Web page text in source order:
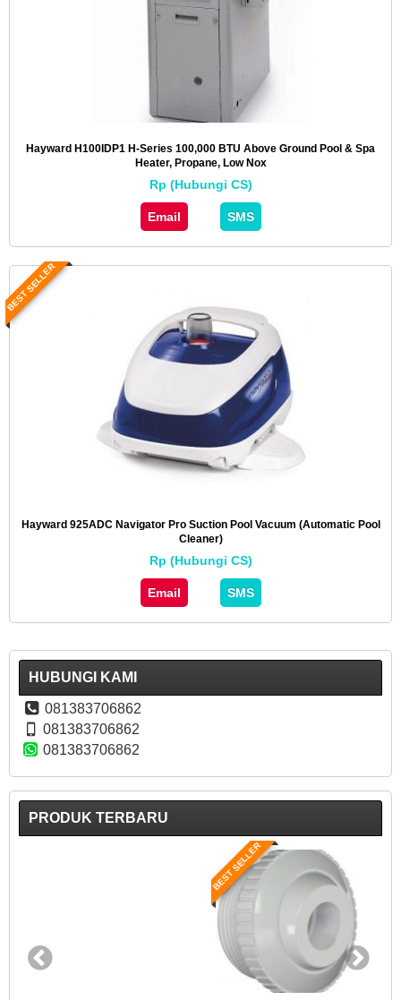
Hayward H100IDP1 H-Series 100,000 BTU Above Ground Pool & Spa
Heater, Propane, Low Nox
Rp (Hubungi CS)
Email SMS
BEST SELLER
Hayward 925ADC Navigator Pro Suction Pool Vacuum (Automatic Pool
Cleaner)
Rp (Hubungi CS)
Email SMS
HUBUNGI KAMI
081383706862
081383706862
081383706862
PRODUK TERBARU